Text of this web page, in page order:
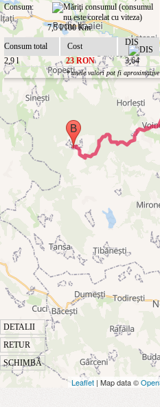
DETALII
RETUR
SCHIMBĂ
Consum:
7,5 l/100 Km
Consum total
Cost
DIS
2,9 l
23 RON 3,64
* unele valori pot fi aproximative